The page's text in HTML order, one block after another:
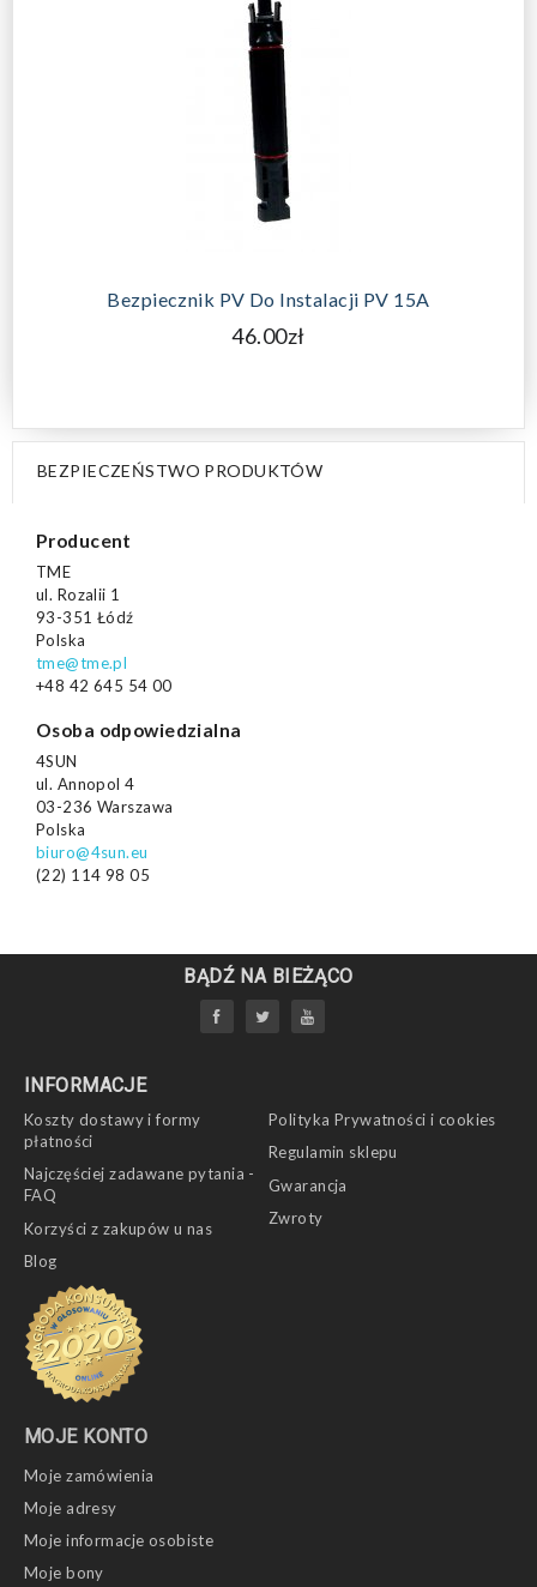
Bezpiecznik PV Do Instalacji PV 15A
46.00zł
BEZPIECZEŃSTWO PRODUKTÓW
Producent
TME
ul. Rozalii 1
93-351 Łódź
Polska
tme@tme.pl
+48 42 645 54 00
Osoba odpowiedzialna
4SUN
ul. Annopol 4
03-236 Warszawa
Polska
biuro@4sun.eu
(22) 114 98 05
BĄDŹ NA BIEŻĄCO
INFORMACJE
Koszty dostawy i formy
płatności
Najczęściej zadawane pytania -
FAQ
Korzyści z zakupów u nas
Blog
Polityka Prywatności i cookies
Regulamin sklepu
Gwarancja
Zwroty
MOJE KONTO
Moje zamówienia
Moje adresy
Moje informacje osobiste
Moje bony